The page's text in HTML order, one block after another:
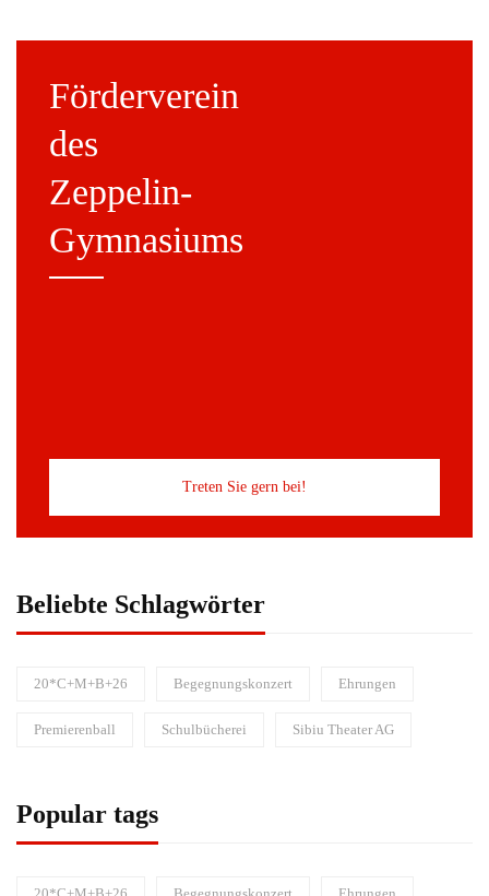
Förderverein
des
Zeppelin-
Gymnasiums
Treten Sie gern bei!
Beliebte Schlagwörter
20*C+M+B+26 Begegnungskonzert Ehrungen
Premierenball Schulbücherei Sibiu Theater AG
Popular tags